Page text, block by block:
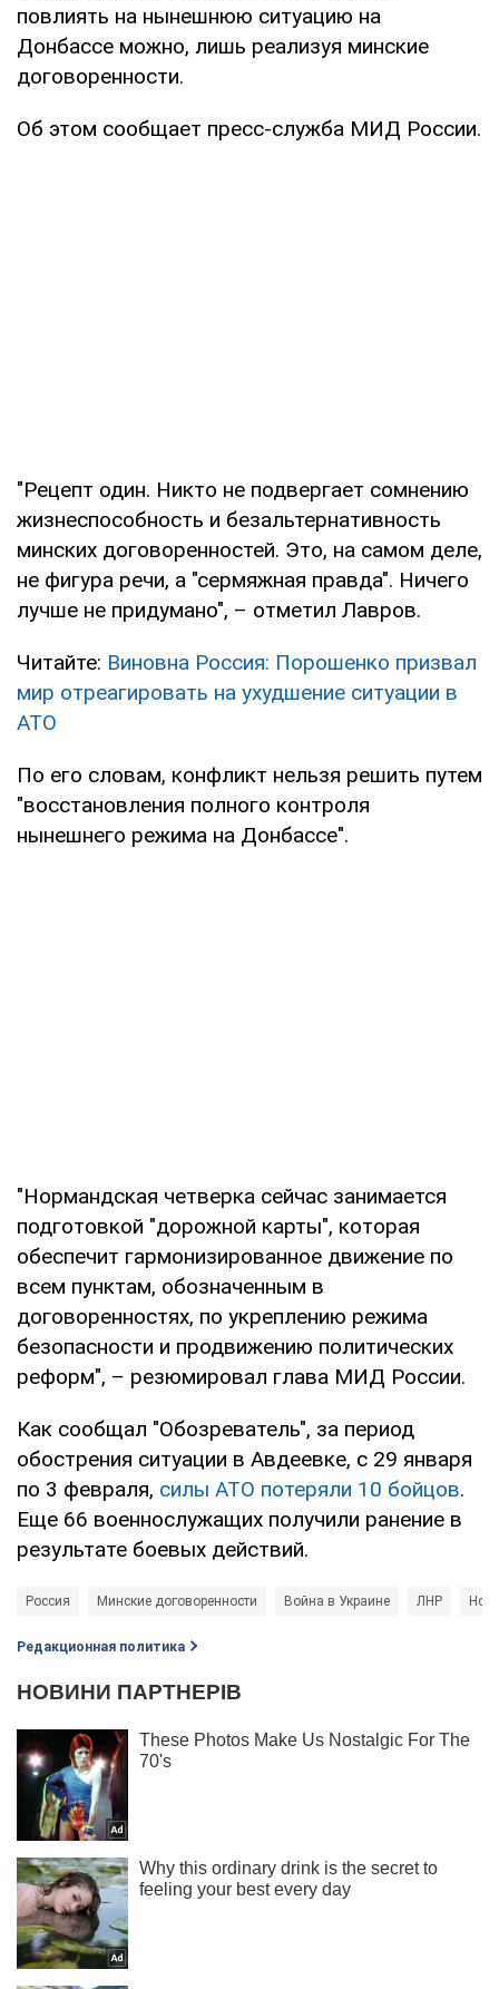
повлиять на нынешнюю ситуацию на
Донбассе можно, лишь реализуя минские
договоренности.
Об этом сообщает пресс-служба МИД России.
"Рецепт один. Никто не подвергает сомнению
жизнеспособность и безальтернативность
минских договоренностей. Это, на самом деле,
не фигура речи, а "сермяжная правда". Ничего
лучше не придумано", – отметил Лавров.
Читайте: Виновна Россия: Порошенко призвал
мир отреагировать на ухудшение ситуации в
АТО
По его словам, конфликт нельзя решить путем
"восстановления полного контроля
нынешнего режима на Донбассе".
"Нормандская четверка сейчас занимается
подготовкой "дорожной карты", которая
обеспечит гармонизированное движение по
всем пунктам, обозначенным в
договоренностях, по укреплению режима
безопасности и продвижению политических
реформ", – резюмировал глава МИД России.
Как сообщал "Обозреватель", за период
обострения ситуации в Авдеевке, с 29 января
по 3 февраля, силы АТО потеряли 10 бойцов.
Еще 66 военнослужащих получили ранение в
результате боевых действий.
Россия Минские договоренности Война в Украине ЛНР
Редакционная политика